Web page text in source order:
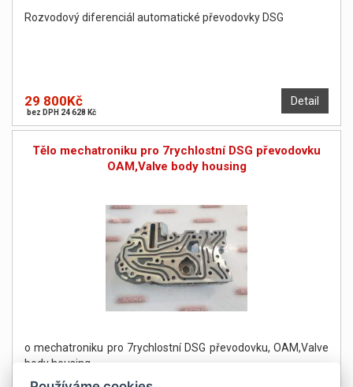
Rozvodový diferenciál automatické převodovky DSG
Detail
29 800Kč
bez DPH 24 628 Kč
Tělo mechatroniku pro 7rychlostní DSG převodovku
OAM,Valve body housing
o mechatroniku pro 7rychlostní DSG převodovku, OAM,Valve
body housing